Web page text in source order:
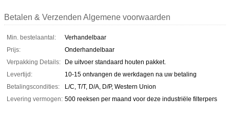
Betalen & Verzenden Algemene voorwaarden
Min. bestelaantal:
Verhandelbaar
Prijs:
Onderhandelbaar
Verpakking Details:
De uitvoer standaard houten pakket.
Levertijd:
10-15 ontvangen de werkdagen na uw betaling
Betalingscondities:
L/C, T/T, D/A, D/P, Western Union
Levering vermogen: 500 reeksen per maand voor deze industriële filterpers